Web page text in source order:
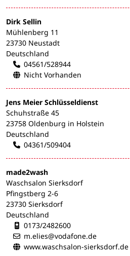
Dirk Sellin
Mühlenberg 11
23730 Neustadt
Deutschland
04561/528944
Nicht Vorhanden
Jens Meier Schlüsseldienst
Schuhstraße 45
23758 Oldenburg in Holstein
Deutschland
04361/509404
made2wash
Waschsalon Sierksdorf
Pfingstberg 2-6
23730 Sierksdorf
Deutschland
Mobilnummer:
0173/2482600
m.elies@vodafone.de
www.waschsalon-sierksdorf.de